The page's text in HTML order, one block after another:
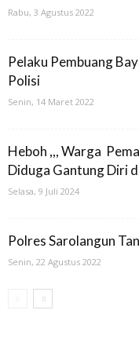
Rabu, 3 Agustus 2022
Pelaku Pembuang
Polisi
Senin, 14 Maret 2022
Heboh ,,, Warga
Diduga Gantung Diri
Selasa, 9 Juli 2024
Polres Sarolangun
Senin, 22 Agustus 2022